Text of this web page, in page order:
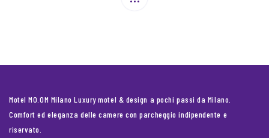
Motel MO.OM Milano Luxury motel & design a pochi passi da Milano.
Comfort ed eleganza delle camere con parcheggio indipendente e
riservato.